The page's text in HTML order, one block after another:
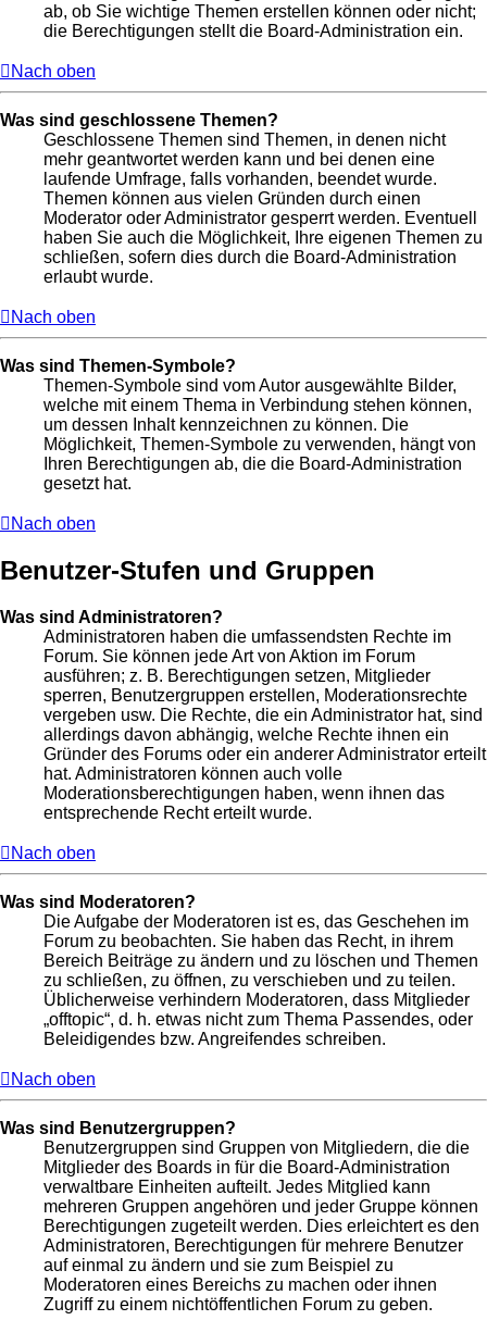
ab, ob Sie wichtige Themen erstellen können oder nicht;
die Berechtigungen stellt die Board-Administration ein.
Nach oben
Was sind geschlossene Themen?
Geschlossene Themen sind Themen, in denen nicht
mehr geantwortet werden kann und bei denen eine
laufende Umfrage, falls vorhanden, beendet wurde.
Themen können aus vielen Gründen durch einen
Moderator oder Administrator gesperrt werden. Eventuell
haben Sie auch die Möglichkeit, Ihre eigenen Themen zu
schließen, sofern dies durch die Board-Administration
erlaubt wurde.
Nach oben
Was sind Themen-Symbole?
Themen-Symbole sind vom Autor ausgewählte Bilder,
welche mit einem Thema in Verbindung stehen können,
um dessen Inhalt kennzeichnen zu können. Die
Möglichkeit, Themen-Symbole zu verwenden, hängt von
Ihren Berechtigungen ab, die die Board-Administration
gesetzt hat.
Nach oben
Benutzer-Stufen und Gruppen
Was sind Administratoren?
Administratoren haben die umfassendsten Rechte im
Forum. Sie können jede Art von Aktion im Forum
ausführen; z. B. Berechtigungen setzen, Mitglieder
sperren, Benutzergruppen erstellen, Moderationsrechte
vergeben usw. Die Rechte, die ein Administrator hat, sind
allerdings davon abhängig, welche Rechte ihnen ein
Gründer des Forums oder ein anderer Administrator erteilt
hat. Administratoren können auch volle
Moderationsberechtigungen haben, wenn ihnen das
entsprechende Recht erteilt wurde.
Nach oben
Was sind Moderatoren?
Die Aufgabe der Moderatoren ist es, das Geschehen im
Forum zu beobachten. Sie haben das Recht, in ihrem
Bereich Beiträge zu ändern und zu löschen und Themen
zu schließen, zu öffnen, zu verschieben und zu teilen.
Üblicherweise verhindern Moderatoren, dass Mitglieder
„offtopic“, d. h. etwas nicht zum Thema Passendes, oder
Beleidigendes bzw. Angreifendes schreiben.
Nach oben
Was sind Benutzergruppen?
Benutzergruppen sind Gruppen von Mitgliedern, die die
Mitglieder des Boards in für die Board-Administration
verwaltbare Einheiten aufteilt. Jedes Mitglied kann
mehreren Gruppen angehören und jeder Gruppe können
Berechtigungen zugeteilt werden. Dies erleichtert es den
Administratoren, Berechtigungen für mehrere Benutzer
auf einmal zu ändern und sie zum Beispiel zu
Moderatoren eines Bereichs zu machen oder ihnen
Zugriff zu einem nichtöffentlichen Forum zu geben.